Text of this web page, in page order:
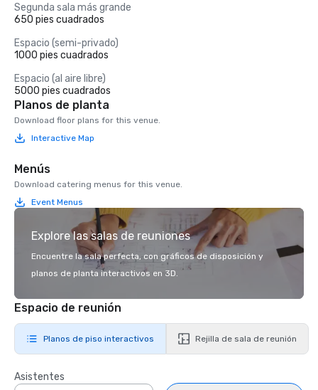
Segunda sala más grande
650 pies cuadrados
Espacio (semi-privado)
1000 pies cuadrados
Espacio (al aire libre)
5000 pies cuadrados
Planos de planta
Download floor plans for this venue.
Interactive Map
Menús
Download catering menus for this venue.
Event Menus
Explore las salas de reuniones
Encuentre la sala perfecta, con gráficos de disposición y
planos de planta interactivos en 3D.
Espacio de reunión
Planos de piso interactivos Rejilla de sala de reunión
Asistentes